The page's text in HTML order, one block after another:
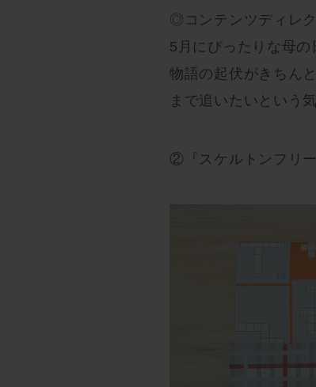
◎コンテンツディレ
5月にぴったりな母の
物語の起伏がきちん
まで追いたいという
②『スケルトンフリー